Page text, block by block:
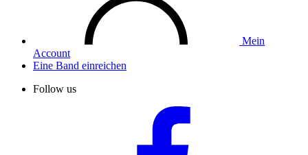
Mein
Account
Eine Band einreichen
Follow us